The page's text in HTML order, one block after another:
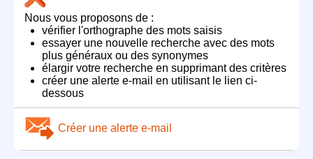
Nous vous proposons de :
vérifier l'orthographe des mots saisis
essayer une nouvelle recherche avec des mots
plus généraux ou des synonymes
élargir votre recherche en supprimant des critères
créer une alerte e-mail en utilisant le lien ci-
dessous
Créer une alerte e-mail